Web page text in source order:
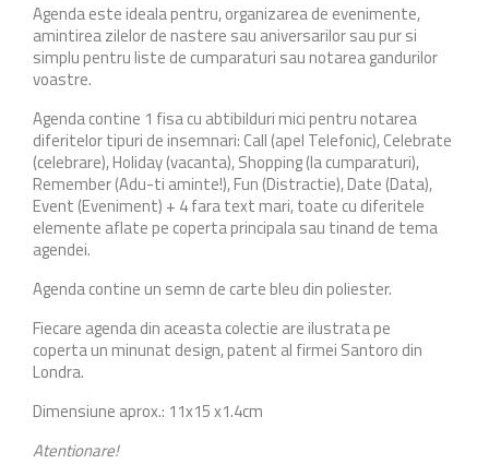
Agenda este ideala pentru, organizarea de evenimente,
amintirea zilelor de nastere sau aniversarilor sau pur si
simplu pentru liste de cumparaturi sau notarea gandurilor
voastre.
Agenda contine 1 fisa cu abtibilduri mici pentru notarea
diferitelor tipuri de insemnari: Call (apel Telefonic), Celebrate
(celebrare), Holiday (vacanta), Shopping (la cumparaturi),
Remember (Adu-ti aminte!), Fun (Distractie), Date (Data),
Event (Eveniment) + 4 fara text mari, toate cu diferitele
elemente aflate pe coperta principala sau tinand de tema
agendei.
Agenda contine un semn de carte bleu din poliester.
Fiecare agenda din aceasta colectie are ilustrata pe
coperta un minunat design, patent al firmei Santoro din
Londra.
Dimensiune aprox.: 11x15 x1.4cm
Atentionare!